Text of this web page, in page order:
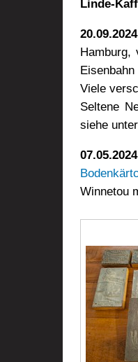
Linde-
Hamburg,
Viele
Seltene
siehe
Winnetou